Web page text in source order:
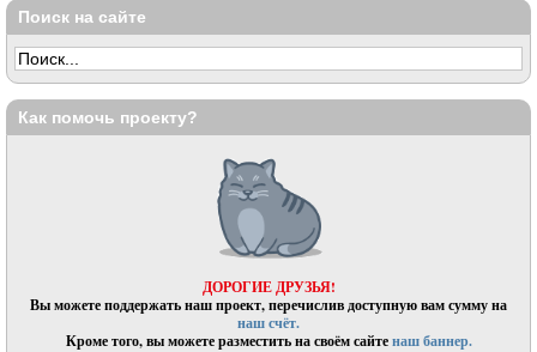
Поиск на сайте
Как помочь проекту?
ДОРОГИЕ ДРУЗЬЯ!
Вы можете поддержать наш проект, перечислив доступную вам сумму на
наш счёт.
Кроме того, вы можете разместить на своём сайтенаш баннер.